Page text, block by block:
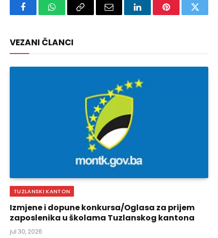
FacebookWhatsAppCopy
Email LinkedInPinterest
VEZANI ČLANCI
TUZLANSKI KANTON
Izmjene i dopune konkursa/Oglasa za prijem
zaposlenika u školama Tuzlanskog kantona
jul 30, 2026